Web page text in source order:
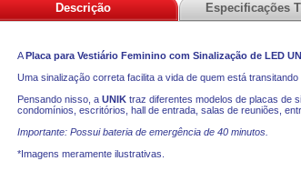
Descrição Especificações
APlaca para Vestiário Feminino com Sinalização de LED
Uma sinalização correta facilita a vida de quem está transitando
Pensando nisso, a UNIK traz diferentes modelos de placas de
condomínios, escritórios, hall de entrada, salas de reuniões,
Importante: Possui bateria de emergência de 40 minutos.
*Imagens meramente ilustrativas.